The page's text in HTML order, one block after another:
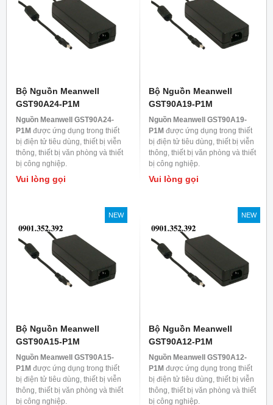
Bộ Nguồn Meanwell
GST90A24-P1M
Nguồn Meanwell GST90A24-
P1M được ứng dụng trong thiết
bị điện tử tiêu dùng, thiết bị viễn
thông, thiết bị văn phòng và thiết
bị công nghiệp.
Vui lòng gọi
Bộ Nguồn Meanwell
GST90A19-P1M
Nguồn Meanwell GST90A19-
P1M được ứng dụng trong thiết
bị điện tử tiêu dùng, thiết bị viễn
thông, thiết bị văn phòng và thiết
bị công nghiệp.
Vui lòng gọi
NEW
Bộ Nguồn Meanwell
GST90A15-P1M
Nguồn Meanwell GST90A15-
P1M được ứng dụng trong thiết
bị điện tử tiêu dùng, thiết bị viễn
thông, thiết bị văn phòng và thiết
bị công nghiệp.
NEW
Bộ Nguồn Meanwell
GST90A12-P1M
Nguồn Meanwell GST90A12-
P1M được ứng dụng trong thiết
bị điện tử tiêu dùng, thiết bị viễn
thông, thiết bị văn phòng và thiết
bị công nghiệp.